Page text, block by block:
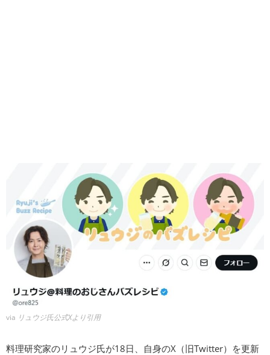
via リュウジ氏公式Xより引用
料理研究家のリュウジ氏が18日、自身のX（旧Twitter）を更新